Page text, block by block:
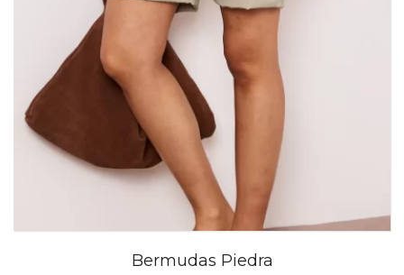
Bermudas Piedra